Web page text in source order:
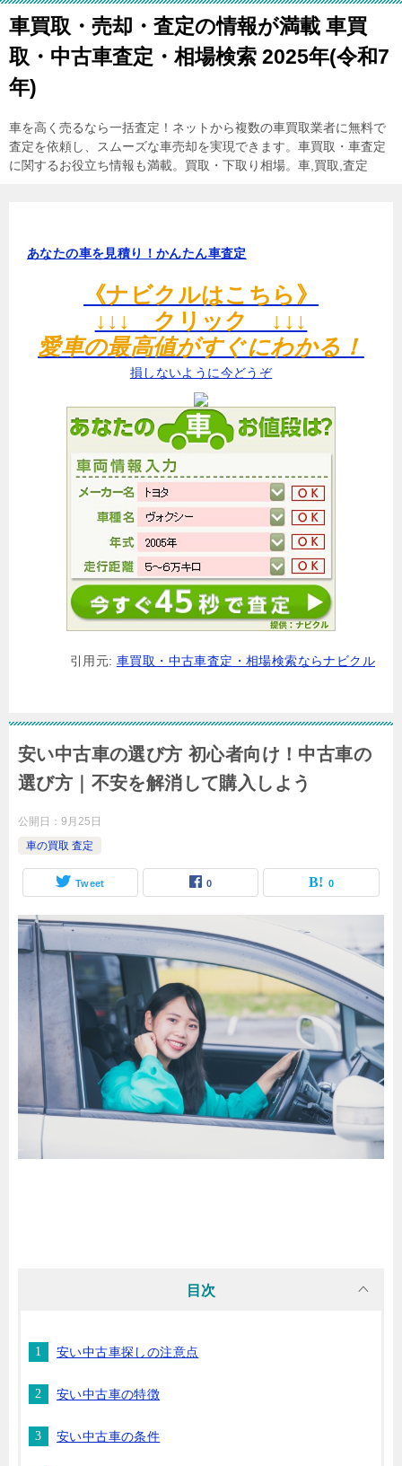
車買取・売却・査定の情報が満載 車買
取・中古車査定・相場検索 2025年(令和7
年)
車を高く売るなら一括査定！ネットから複数の車買取業者に無料で
査定を依頼し、スムーズな車売却を実現できます。車買取・車査定
に関するお役立ち情報も満載。買取・下取り相場。車,買取,査定
あなたの車を見積り！かんたん車査定
《ナビクルはこちら》
↓↓↓ クリック ↓↓↓
愛車の最高値がすぐにわかる！
損しないように今どうぞ
引用元: 車買取・中古車査定・相場検索ならナビクル
安い中古車の選び方 初心者向け！中古車の
選び方｜不安を解消して購入しよう
公開日： 9月25日
車の買取 査定
Tweet 0 0
目次
安い中古車探しの注意点
安い中古車の特徴
安い中古車の条件